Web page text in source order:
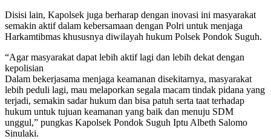
Disisi lain, Kapolsek juga berharap dengan inovasi ini masyarakat
semakin aktif dalam kebersamaan dengan Polri untuk menjaga
Harkamtibmas khususnya diwilayah hukum Polsek Pondok Suguh.
“Agar masyarakat dapat lebih aktif lagi dan lebih dekat dengan
kepolisian
Dalam bekerjasama menjaga keamanan disekitarnya, masyarakat
lebih peduli lagi, mau melaporkan segala macam tindak pidana yang
terjadi, semakin sadar hukum dan bisa patuh serta taat terhadap
hukum untuk tujuan keamanan yang baik dan menuju SDM
unggul,” pungkas Kapolsek Pondok Suguh Iptu Albeth Salomo
Sinulaki.